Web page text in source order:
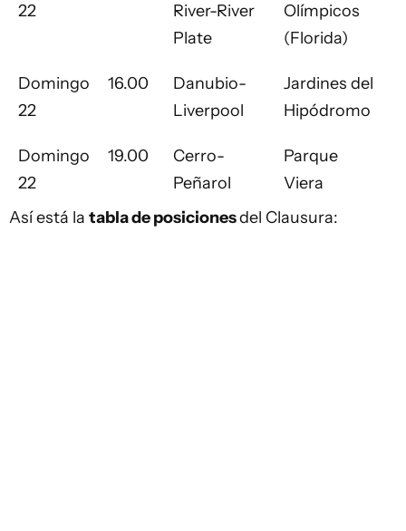
22
River-River
Plate
Olímpicos
(Florida)
Domingo
22
16.00
Danubio-
Liverpool
Jardines del
Hipódromo
Domingo
22
19.00
Cerro-
Peñarol
Parque
Viera
Así está la tabla de posicionesdel Clausura: